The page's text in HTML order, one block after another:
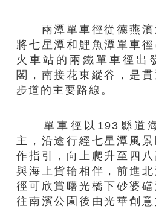
兩潭單車徑從德燕濱
將七星潭和鯉魚潭單車
火車站的兩鐵單車徑出
閣，南接花東縱谷，是
步道的主要路線。
單車徑以193縣道海
主，沿途行經七星潭風
作指引，向上爬升至四八
與海上貨輪相伴，前進
徑可欣賞曙光橋下砂婆礑
往南濱公園後由光華創